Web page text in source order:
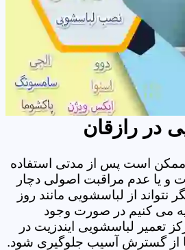
در رازقان
است پس از مدتی استفاده
و یا عدم مراقبت اصولی دچار
نتواند از لباسشویی مانند روز
می کنیم در صورت وجود
تعمیر لباسشویی ایندزیت در
از گسترش آسیب جلوگیری شود.